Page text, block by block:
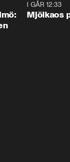
I GÅR 12:33
Mjölkaos